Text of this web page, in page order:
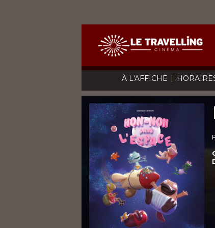
À L'AFFICHE |